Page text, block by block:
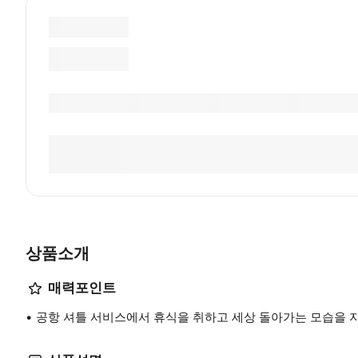
상품소개
매력포인트
공항 셔틀 서비스에서 휴식을 취하고 세상 돌아가는 모습을